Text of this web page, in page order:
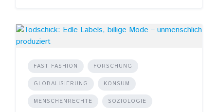
FAST FASHION FORSCHUNG
GLOBALISIERUNG KONSUM
MENSCHENRECHTE SOZIOLOGIE